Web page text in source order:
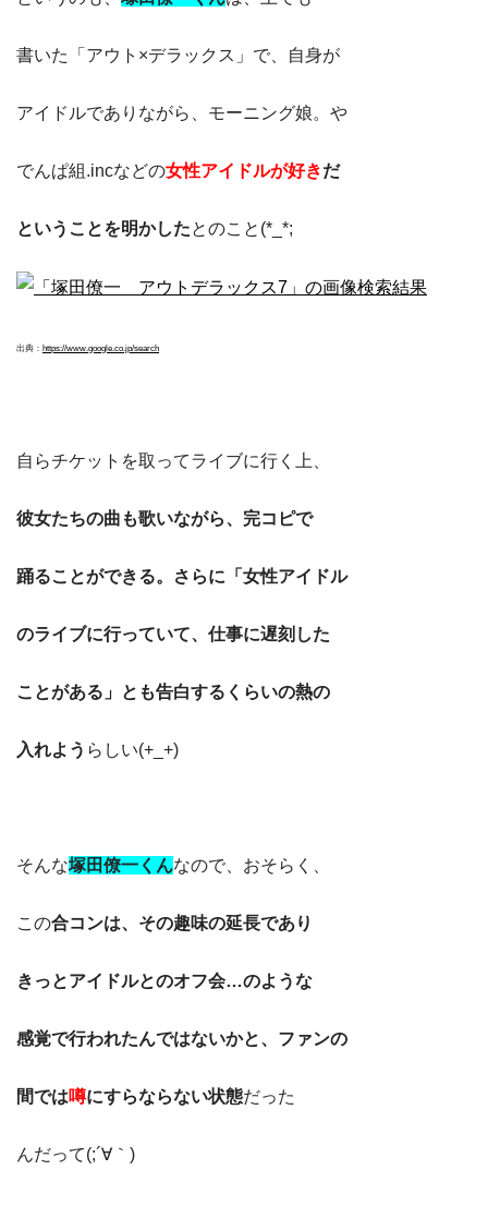
書いた「アウト×デラックス」で、自身が
アイドルでありながら、モーニング娘。や
でんぱ組.incなどの女性アイドルが好きだ
ということを明かしたとのこと(*_*;
出典： https://www.google.co.jp/search
自らチケットを取ってライブに行く上、
彼女たちの曲も歌いながら、完コピで
踊ることができる。さらに「女性アイドル
のライブに行っていて、仕事に遅刻した
ことがある」とも告白するくらいの熱の
入れよう らしい(+_+)
そんな塚田僚一くんなので、おそらく、
この合コンは、その趣味の延長であり
きっとアイドルとのオフ会…のような
感覚で行われたんではないかと、ファンの
間では噂にすらならない状態だった
んだって(;´∀｀)